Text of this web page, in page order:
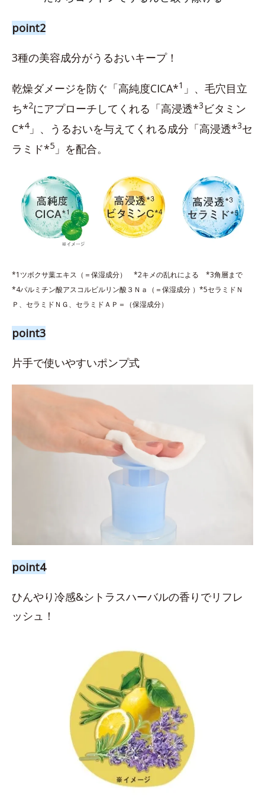
point2
3種の美容成分がうるおいキープ！
乾燥ダメージを防ぐ「高純度CICA*1 」、毛穴目立
ち*2にアプローチしてくれる「高浸透*3 ビタミン
C*4」、うるおいを与えてくれる成分「高浸透*3セ
ラミド*5 」を配合。
*1ツボクサ葉エキス（＝保湿成分） *2キメの乱れによる *3角層まで
*4パルミチン酸アスコルビルリン酸３Ｎａ（＝保湿成分 ）*5セラミドＮ
Ｐ、セラミドＮＧ、セラミドＡＰ＝（保湿成分）
point3
片手で使いやすいポンプ式
point4
ひんやり冷感&シトラスハーバルの香りでリフレ
ッシュ！